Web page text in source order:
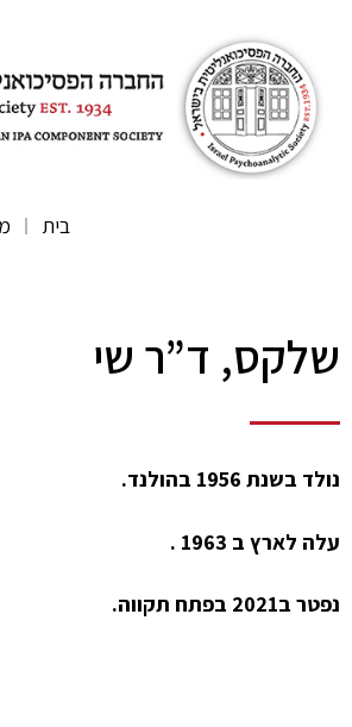
בית
שלקס, ד”ר שי
נולד בשנת 1956 בהולנד.
עלה לארץ ב 1963 .
נפטר ב2021 בפתח תקווה.